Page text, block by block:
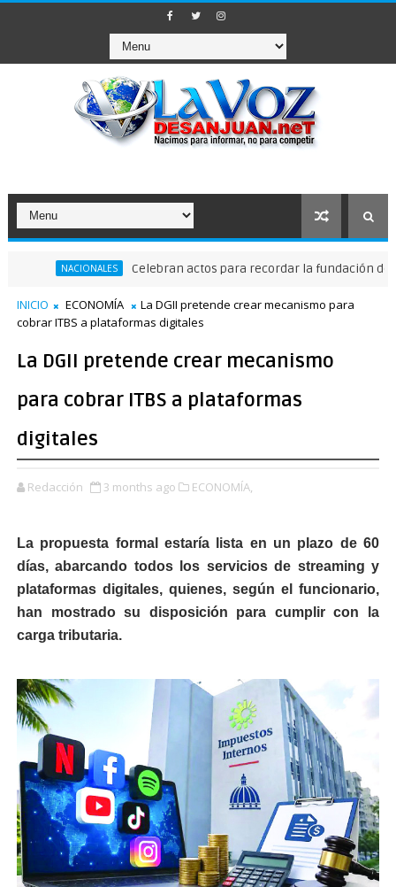
NACIONALES Celebran actos para recordar la fundación de Santo
INICIO ECONOMÍA
La DGII pretende crear mecanismo para
cobrar ITBS a plataformas digitales
La DGII pretende crear mecanismo
para cobrar ITBS a plataformas
digitales
Redacción 3 months ago ECONOMÍA,
La propuesta formal estaría lista en un plazo de 60
días, abarcando todos los servicios de streaming y
plataformas digitales, quienes, según el funcionario,
han mostrado su disposición para cumplir con la
carga tributaria.